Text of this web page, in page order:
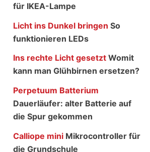
für IKEA-Lampe
Licht ins Dunkel bringenSo
funktionieren LEDs
Ins rechte Licht gesetztWomit
kann man Glühbirnen ersetzen?
Perpetuum Batterium
Dauerläufer: alter Batterie auf
die Spur gekommen
Calliope mini Mikrocontroller für
die Grundschule